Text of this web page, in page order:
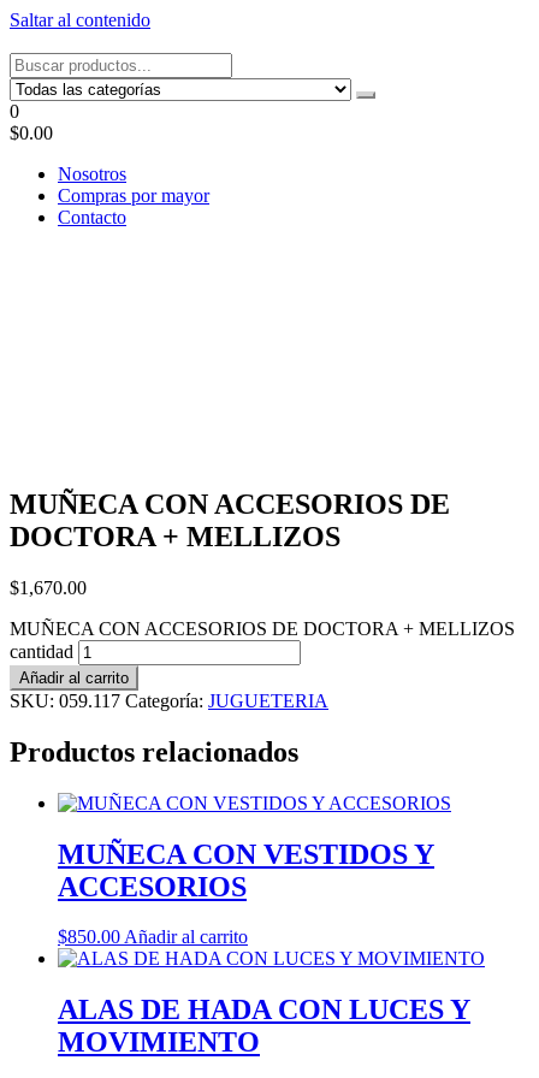
Saltar al contenido
Tel: 22087679 – Cel: 097 822122 – Joaquín Requena 2459
0
$0.00
Nosotros
Compras por mayor
Contacto
MUÑECA CON ACCESORIOS DE
DOCTORA + MELLIZOS
$1,670.00
MUÑECA CON ACCESORIOS DE DOCTORA + MELLIZOS
cantidad
Añadir al carrito
SKU: 059.117 Categoría: JUGUETERIA
Productos relacionados
MUÑECA CON VESTIDOS Y
ACCESORIOS
$850.00Añadir al carrito
ALAS DE HADA CON LUCES Y
MOVIMIENTO